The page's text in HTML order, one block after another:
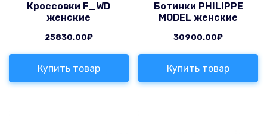
Кроссовки F_WD
женские
25830.00₽
Купить товар
Ботинки PHILIPPE
MODEL женские
30900.00₽
Купить товар